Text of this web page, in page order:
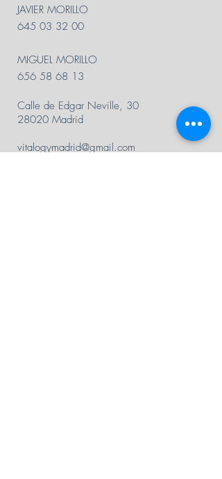
JAVIER MORILLO
645 03 32 00
MIGUEL MORILLO
656 58 68 13
Calle de Edgar Neville, 30
28020 Madrid
vitalogymadrid@gmail.com